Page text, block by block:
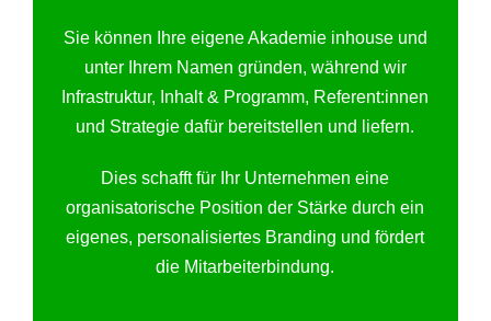
Sie können Ihre eigene Akademie inhouse und
unter Ihrem Namen gründen, während wir
Infrastruktur, Inhalt & Programm, Referent:innen
und Strategie dafür bereitstellen und liefern.
Dies schafft für Ihr Unternehmen eine
organisatorische Position der Stärke durch ein
eigenes, personalisiertes Branding und fördert
die Mitarbeiterbindung.